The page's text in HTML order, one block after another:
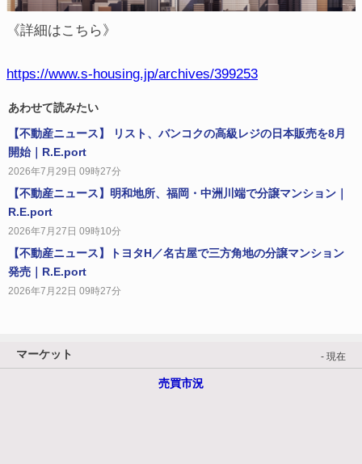
《詳細はこちら》
https://www.s-housing.jp/archives/399253
あわせて読みたい
【不動産ニュース】 リスト、バンコクの高級レジの日本販売を8月
開始｜R.E.port
2026年7月29日 09時27分
【不動産ニュース】明和地所、福岡・中洲川端で分譲マンション｜
R.E.port
2026年7月27日 09時10分
【不動産ニュース】トヨタH／名古屋で三方角地の分譲マンション
発売｜R.E.port
2026年7月22日 09時27分
マーケット - 現在
売買市況